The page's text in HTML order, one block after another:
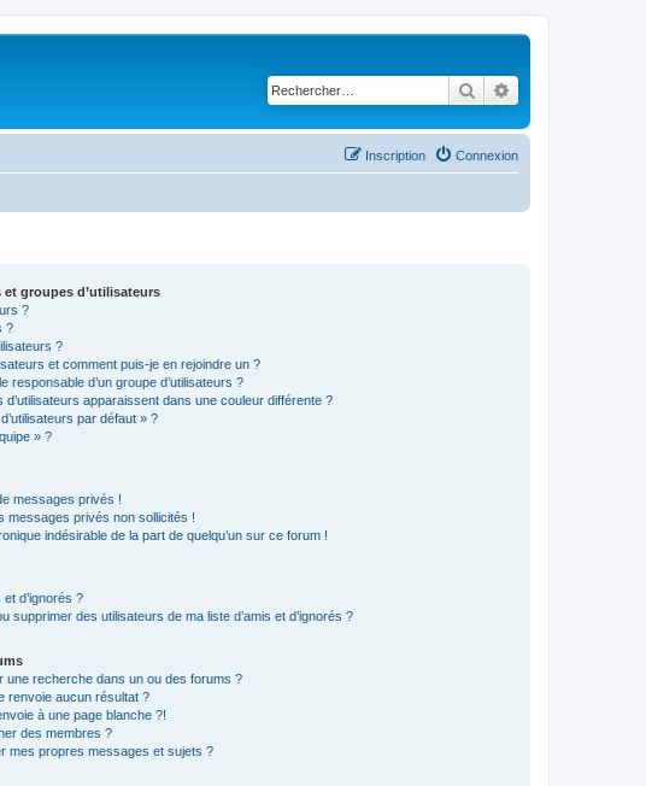
Rechercher
Connexion
Inscription
groupes d’utilisateurs
?
?
?
et comment puis-je en rejoindre un ?
responsable d’un groupe d’utilisateurs ?
d’utilisateurs apparaissent dans une couleur différente ?
par défaut » ?
» ?
messages privés !
messages privés non sollicités !
indésirable de la part de quelqu’un sur ce forum !
et d’ignorés ?
supprimer des utilisateurs de ma liste d’amis et d’ignorés ?
une recherche dans un ou des forums ?
renvoie aucun résultat ?
à une page blanche ?!
des membres ?
mes propres messages et sujets ?